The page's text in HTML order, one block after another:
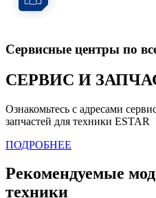
Сервисные центры по
СЕРВИС И
Ознакомьтесь с адресами
запчастей для техники ESTAR
ПОДРОБНЕЕ
Рекомендуемые
техники